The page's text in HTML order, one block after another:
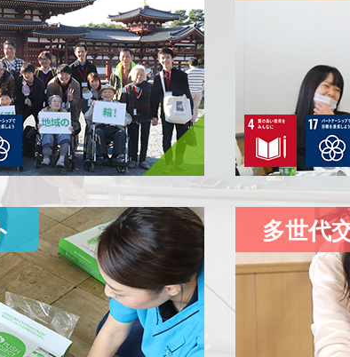
キャリア支援 に「洛和会音羽病院と京都市立音羽中
しました。
多世代